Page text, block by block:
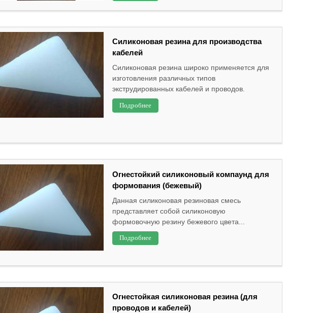
Силиконовая резина для производства
кабелей
Силиконовая резина широко применяется для
изготовления различных типов
экструдированных кабелей и проводов.
Подробнее
Огнестойкий силиконовый компаунд для
формования (бежевый)
Данная силиконовая резиновая смесь
представляет собой силиконовую
формовочную резину бежевого цвета...
Подробнее
Огнестойкая силиконовая резина (для
проводов и кабелей)